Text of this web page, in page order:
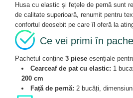
Husa cu elastic și fețele de pernă sunt
de calitate superioară, renumit pentru
confortul deosebit pe care îl oferă la
Ce vei primi în
Pachetul conține 3 piese esențiale
Cearceaf de pat cu elastic: 1
200 cm
Față de pernă: 2 bucăți, dimensiuni